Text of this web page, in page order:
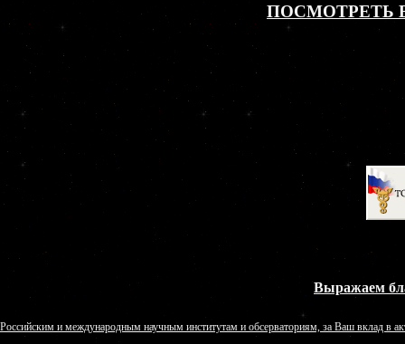
ПОСМОТРЕТЬ
Выражаем
Российским и международным научным институтам и обсерваториям, за Ваш вклад в